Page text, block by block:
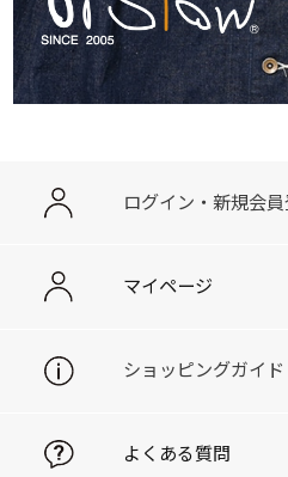
ログイン・新規会
マイページ
ショッピングガイド
よくある質問